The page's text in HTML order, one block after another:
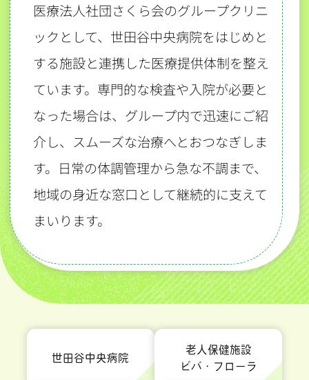
医療法人社団さくら会のグループクリニ
ックとして、世田谷中央病院をはじめと
する施設と連携した医療提供体制を整え
ています。専門的な検査や入院が必要と
なった場合は、グループ内で迅速にご紹
介し、スムーズな治療へとおつなぎしま
す。日常の体調管理から急な不調まで、
地域の身近な窓口として継続的に支えて
まいります。
世田谷中央病院
老人保健施設
ビバ・フローラ